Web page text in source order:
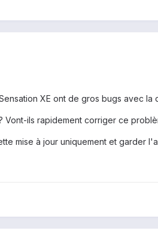
XE ont de gros bugs avec
ils rapidement corriger ce
mise à jour uniquement et garder